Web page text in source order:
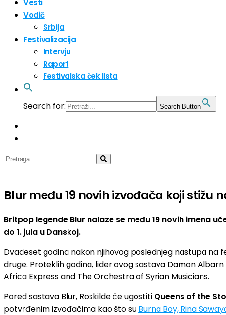
Vesti
Vodič
Srbija
Festivalizacija
Intervju
Raport
Festivalska ček lista
Search for: Search Button
Blur među 19 novih izvođača koji stižu
Britpop legende Blur nalaze se među 19 novih imena
do 1. jula u Danskoj.
Dvadeset godina nakon njihovog poslednjeg nastupa na
druge. Proteklih godina, lider ovog sastava Damon
Africa Express and The Orchestra of Syrian Musicians.
Pored sastava Blur, Roskilde će ugostiti Queens of the
potvrđenim izvođačima kao što su Burna Boy, Rina